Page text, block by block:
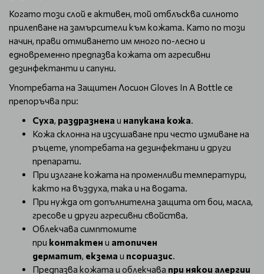
Когато този слой е активен, той отблъсква силното
прилепване на замърсители към кожата. Като по този
начин, прави отмиването им много по-лесно и
едновременно предпазва кожата от агресивни
дезинфектанти и сапуни.
Употребата на Защитен Лосион Gloves In A Bottle се
препоръчва при:
Суха, раздразнена и напукана кожа.
Кожа склонна на изсушаване при често измиване на
ръцете, употребата на дезинфектани и други
препарати.
При излгане кожата на променливи температури,
както на въздуха, така и на водата.
При нужда от допълнителна защита от бои, масла,
гресове и други агресивни свойства.
Облекчава симптомите
при контактен и атопичен
дерматит, екзема и псориазис.
Предпазва кожата и облекчава при някои алергии